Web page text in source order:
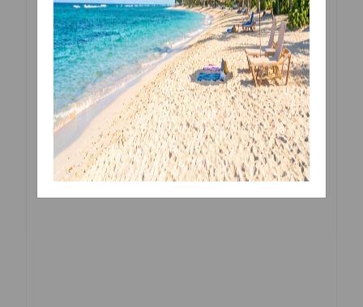
Material:
heimische Sperrholz Birke 3mm
Maße:
Größe Ring von 12 bis 20 cm
Wenn Sie eine andere Größe, oder Sonderwünsche
möchten, nehmen sie doch bitte einfach mit unserem
Kundenservice unter 0043 699 13702462 (zwischen
14:00 und 18:00 Uhr) Kontakt auf.